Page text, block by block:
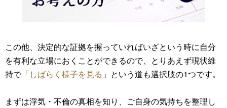
この他、決定的な証拠を握っていればいざという時に自分
を有利な立場におくことができるので、とりあえず現状維
持で「しばらく様子を見る 」という道も選択肢の1つです。
まずは浮気・不倫の真相を知り、ご自身の気持ちを整理し